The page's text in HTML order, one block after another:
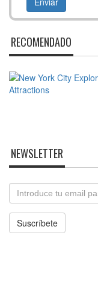
RECOMENDADO
NEWSLETTER
Email
Suscríbete